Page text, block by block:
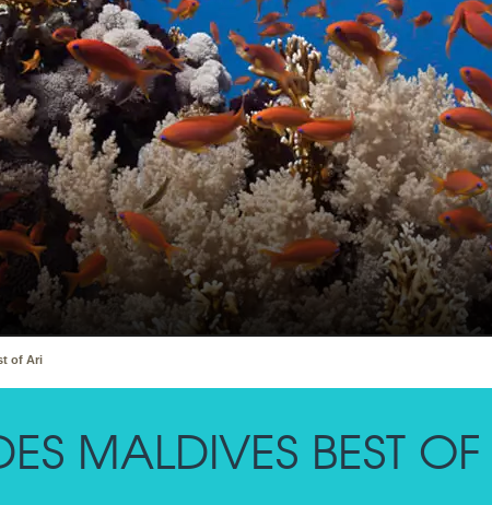
of Ari
MALDIVES BEST